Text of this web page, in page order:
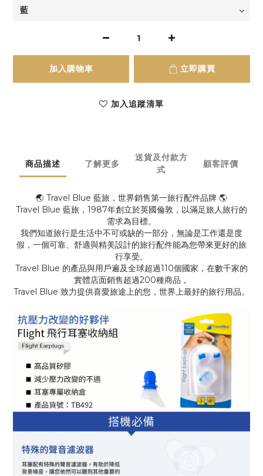
加入購物車 立即購買
加入追蹤清單
商品描述 了解更多
送貨及付款方
式
顧客評價
🌏 Travel Blue 藍旅，世界銷售第一旅行配件品牌 🌎
Travel Blue 藍旅，1987年創立於英國倫敦，以滿足旅人旅行的
需求為目標。
我們知道旅行是生活中不可或缺的一部分，無論是工作還是度
假，一個可靠、舒適與精美設計的旅行配件能為您帶來更好的旅
行享受。
Travel Blue 的產品與用戶遍及全球超過110個國家，在數千家的
實體店面銷售超過200種商品，
Travel Blue 致力提供喜愛旅途上的您，世界上最好的旅行用品。